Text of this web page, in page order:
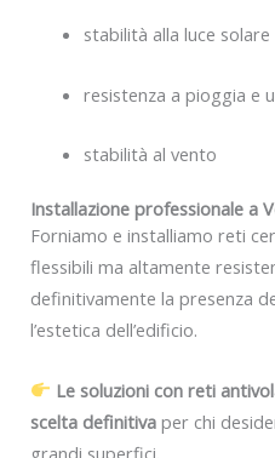
stabilità alla luce solare
resistenza a pioggia e
stabilità al vento
Installazione professionale a
Forniamo e installiamo reti
flessibili ma altamente
definitivamente la presenza
l’estetica dell’edificio.
Le soluzioni con reti
scelta definitiva per chi
grandi superfici.